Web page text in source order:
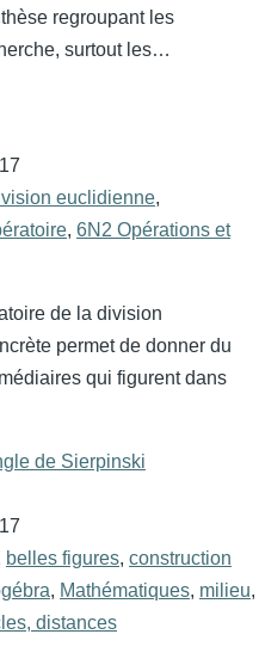
regroupant les
surtout les…
euclidienne,
, 6N2 Opérations et
de la division
permet de donner du
qui figurent dans
de Sierpinski
belles figures, construction
, Mathématiques, milieu,
distances